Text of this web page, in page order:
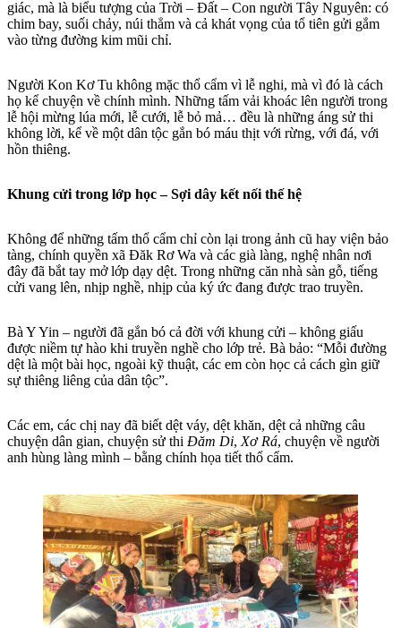
giác, mà là biểu tượng của Trời – Đất – Con người Tây Nguyên: có
chim bay, suối chảy, núi thẳm và cả khát vọng của tổ tiên gửi gắm
vào từng đường kim mũi chỉ.
Người Kon Kơ Tu không mặc thổ cẩm vì lễ nghi, mà vì đó là cách
họ kể chuyện về chính mình. Những tấm vải khoác lên người trong
lễ hội mừng lúa mới, lễ cưới, lễ bỏ mả… đều là những áng sử thi
không lời, kể về một dân tộc gắn bó máu thịt với rừng, với đá, với
hồn thiêng.
Khung cửi trong lớp học – Sợi dây kết nối thế hệ
Không để những tấm thổ cẩm chỉ còn lại trong ảnh cũ hay viện bảo
tàng, chính quyền xã Đăk Rơ Wa và các già làng, nghệ nhân nơi
đây đã bắt tay mở lớp dạy dệt. Trong những căn nhà sàn gỗ, tiếng
cửi vang lên, nhịp nghề, nhịp của ký ức đang được trao truyền.
Bà Y Yin – người đã gắn bó cả đời với khung cửi – không giấu
được niềm tự hào khi truyền nghề cho lớp trẻ. Bà bảo: “Mỗi đường
dệt là một bài học, ngoài kỹ thuật, các em còn học cả cách gìn giữ
sự thiêng liêng của dân tộc”.
Các em, các chị nay đã biết dệt váy, dệt khăn, dệt cả những câu
chuyện dân gian, chuyện sử thi Đăm Di, Xơ Rá, chuyện về người
anh hùng làng mình – bằng chính họa tiết thổ cẩm.